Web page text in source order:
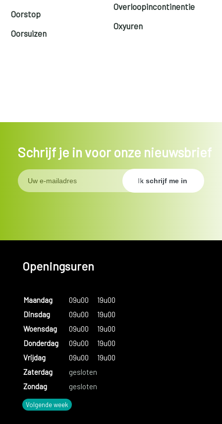
Oorstop
Oorsuizen
Overloopincontinentie
Oxyuren
Schrijf je in voor onze nieuwsbrief
Openingsuren
Maandag 09u00
19u00
Dinsdag
09u00
19u00
Woensdag
09u00
19u00
Donderdag
09u00
19u00
Vrijdag
09u00
19u00
Zaterdag
gesloten
Zondag
gesloten
Volgende week